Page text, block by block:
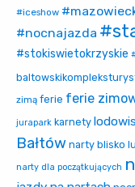
#iceshow
#nocnajazda
#stokiswietokrzyskie
zimą ferie ferie
jurapark karnety
Bałtów narty blisko
narty dla początkujących